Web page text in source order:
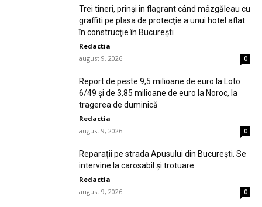
Trei tineri, prinşi în flagrant când mâzgăleau cu
graffiti pe plasa de protecţie a unui hotel aflat
în construcţie în Bucureşti
Redactia
august 9, 2026
0
Report de peste 9,5 milioane de euro la Loto
6/49 şi de 3,85 milioane de euro la Noroc, la
tragerea de duminică
Redactia
august 9, 2026
0
Reparații pe strada Apusului din București. Se
intervine la carosabil și trotuare
Redactia
august 9, 2026
0